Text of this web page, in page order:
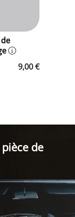
9,00 €
de